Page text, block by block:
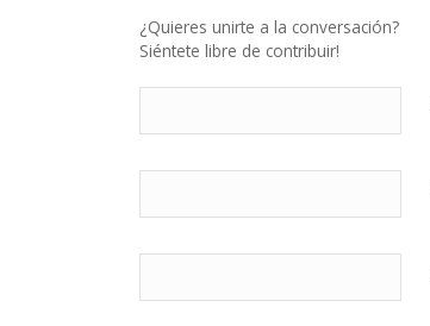
¿Quieres unirte a la conversación?
Siéntete libre de contribuir!